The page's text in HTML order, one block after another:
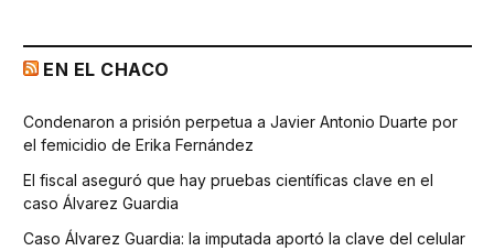
EN EL CHACO
Condenaron a prisión perpetua a Javier Antonio Duarte por
el femicidio de Erika Fernández
El fiscal aseguró que hay pruebas científicas clave en el
caso Álvarez Guardia
Caso Álvarez Guardia: la imputada aportó la clave del celular